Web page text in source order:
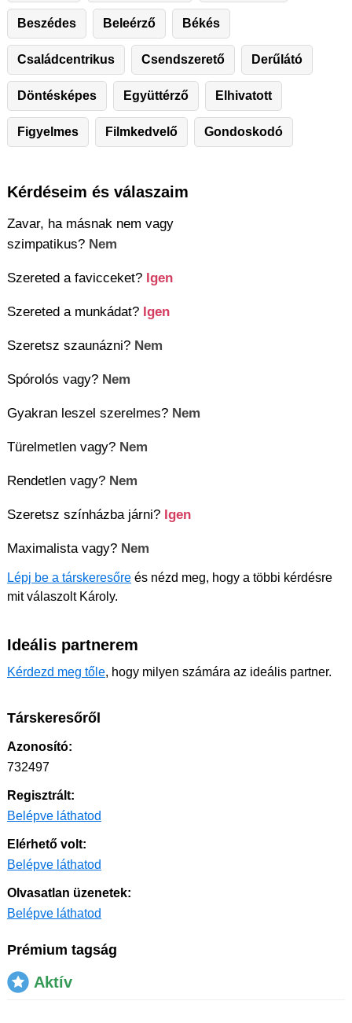
Beszédes Beleérző Békés
Családcentrikus Csendszerető Derűlátó
Döntésképes Együttérző Elhivatott
Figyelmes Filmkedvelő Gondoskodó
Kérdéseim és válaszaim
Zavar, ha másnak nem vagy
szimpatikus? Nem
Szereted a favicceket? Igen
Szereted a munkádat? Igen
Szeretsz szaunázni? Nem
Spórolós vagy? Nem
Gyakran leszel szerelmes? Nem
Türelmetlen vagy? Nem
Rendetlen vagy? Nem
Szeretsz színházba járni? Igen
Maximalista vagy? Nem
Lépj be a társkeresőre és nézd meg, hogy a többi kérdésre
mit válaszolt Károly.
Ideális partnerem
Kérdezd meg tőle, hogy milyen számára az ideális partner.
Társkeresőről
Azonosító:
732497
Regisztrált:
Belépve láthatod
Elérhető volt:
Belépve láthatod
Olvasatlan üzenetek:
Belépve láthatod
Prémium tagság
Aktív